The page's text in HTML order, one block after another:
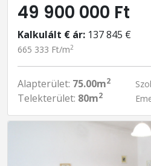
49 900 000 Ft
Kalkulált € ár: 137 845 €
665 333 Ft/m2
Alapterület: 75.00m2
Telekterület: 80m2